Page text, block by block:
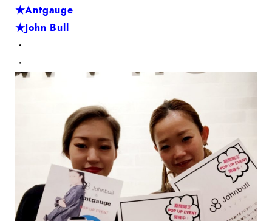
★Antgauge
★John Bull
・
・